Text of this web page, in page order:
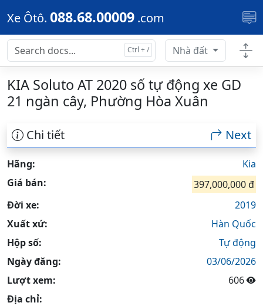
Skip to main content
Xe Ôtô. 088.68.00009 .com
Nhà đất
KIA Soluto AT 2020 số tự động xe GD
21 ngàn cây, Phường Hòa Xuân
Chi tiết Next
Hãng:
Kia
Giá bán:
397,000,000 đ
Đời xe:
2019
Xuất xứ:
Hàn Quốc
Hộp số:
Tự động
Ngày đăng:
03/06/2026
Lượt xem:
606
Địa chỉ: